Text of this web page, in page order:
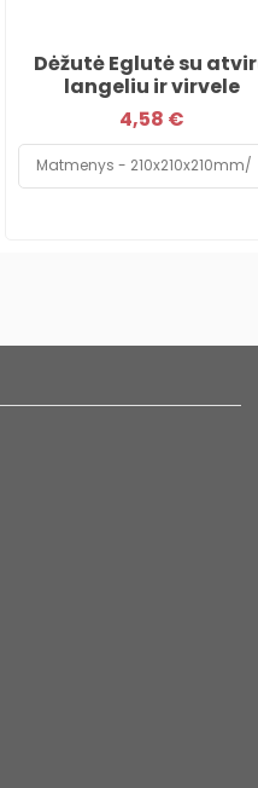
Dėžutė Eglutė su
langeliu ir virvele
4,58 €